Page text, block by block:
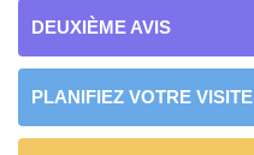
DEUXIÈME AVIS
PLANIFIEZ VOTRE VISITE